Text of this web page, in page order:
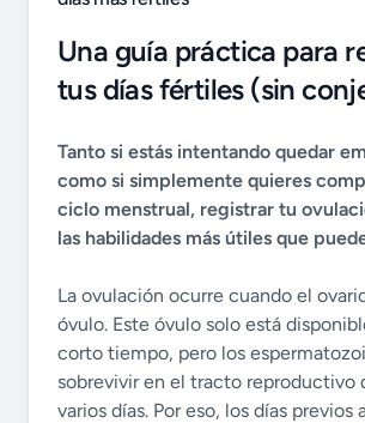
Una guía práctica para
tus días fértiles (sin
Tanto si estás intentando quedar
como si simplemente quieres
ciclo menstrual, registrar tu
las habilidades más útiles que
La ovulación ocurre cuando el
óvulo. Este óvulo solo está
corto tiempo, pero los
sobrevivir en el tracto reproductivo
varios días. Por eso, los días previos